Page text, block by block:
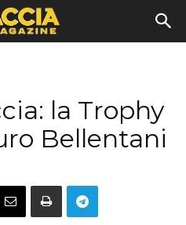
la Trophy
Bellentani